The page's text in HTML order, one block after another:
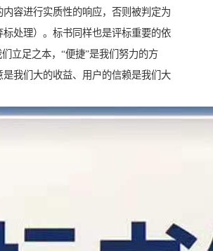
内容进行实质性的响应，否则被判定为
标处理）。标书同样也是评标重要的依
立足之本，“便捷”是我们努力的方
是我们大的收益、用户的信赖是我们大